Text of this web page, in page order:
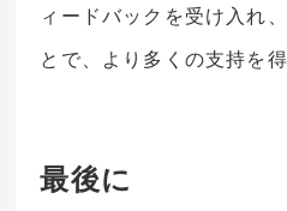
ィードバックを受け入れ
とで、より多くの支持を
最後に